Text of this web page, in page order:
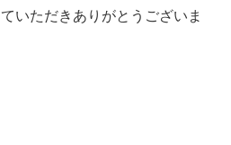
いただきありがとうございま